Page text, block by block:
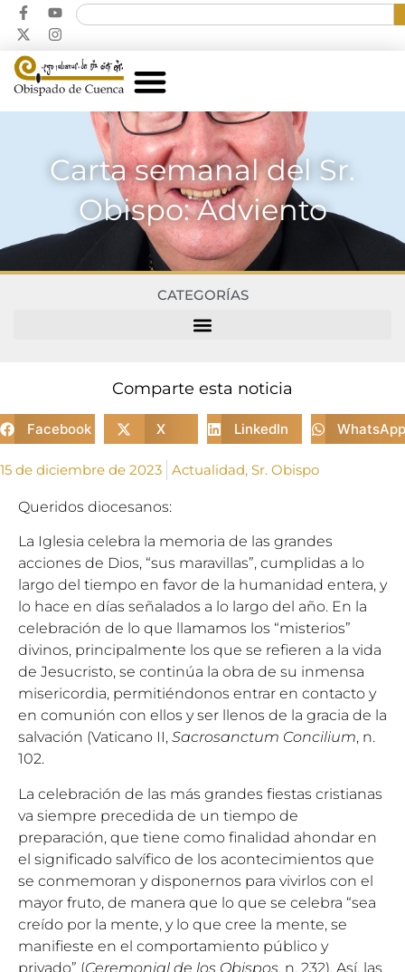
Carta semanal del Sr.
Obispo: Adviento
CATEGORÍAS
Comparte esta noticia
Facebook X LinkedIn WhatsApp
15 de diciembre de 2023 Actualidad, Sr. Obispo
Queridos diocesanos:
La Iglesia celebra la memoria de las grandes
acciones de Dios, “sus maravillas”, cumplidas a lo
largo del tiempo en favor de la humanidad entera, y
lo hace en días señalados a lo largo del año. En la
celebración de lo que llamamos los “misterios”
divinos, principalmente los que se refieren a la vida
de Jesucristo, se continúa la obra de su inmensa
misericordia, permitiéndonos entrar en contacto y
en comunión con ellos y ser llenos de la gracia de la
salvación (Vaticano II, Sacrosanctum Concilium, n.
102.
La celebración de las más grandes fiestas cristianas
va siempre precedida de un tiempo de
preparación, que tiene como finalidad ahondar en
el significado salvífico de los acontecimientos que
se conmemoran y disponernos para vivirlos con el
mayor fruto, de manera que lo que se celebra “sea
creído por la mente, y lo que cree la mente, se
manifieste en el comportamiento público y
privado” (Ceremonial de los Obispos, n. 232). Así, las